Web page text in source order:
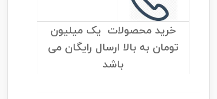
خرید محصولات یک میلیون
تومان به بالا ارسال رایگان می
باشد